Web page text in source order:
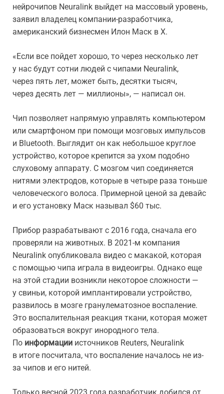
нейрочипов Neuralink выйдет на массовый уровень,
заявил владелец компании-разработчика,
американский бизнесмен Илон Маск в X.
«Если все пойдет хорошо, то через несколько лет
у нас будут сотни людей с чипами Neuralink,
через пять лет, может быть, десятки тысяч,
через десять лет — миллионы», — написал он.
Чип позволяет напрямую управлять компьютером
или смартфоном при помощи мозговых импульсов
и Bluetooth. Выглядит он как небольшое круглое
устройство, которое крепится за ухом подобно
слуховому аппарату. С мозгом чип соединяется
нитями электродов, которые в четыре раза тоньше
человеческого волоса. Примерной ценой за девайс
и его установку Маск называл $60 тыс.
Прибор разрабатывают с 2016 года, сначала его
проверяли на животных. В 2021-м компания
Neuralink опубликовала видео с макакой, которая
с помощью чипа играла в видеоигры. Однако еще
на этой стадии возникли некоторое сложности —
у свиньи, которой имплантировали устройство,
развилось в мозге гранулематозное воспаление.
Это воспалительная реакция ткани, которая может
образоваться вокруг инородного тела.
По информации источников Reuters, Neuralink
в итоге посчитала, что воспаление началось не из-
за чипов и его нитей.